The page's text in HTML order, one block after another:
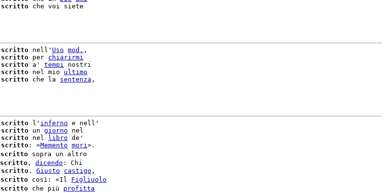
scritto che voi siete
scritto nell' Uso mod. ,
scritto per chiarirmi
scritto a' tempi nostri
scritto nel mio ultimo
scritto che la sentenza ,
scritto l' inferno e nell'
scritto un giorno nel
scritto nel libro de'
scritto : «Memento mori».
scritto sopra un altro
scritto , dicendo : Chi
scritto . Giusto castigo
scritto così: «Il Figliuolo
scritto che più profitta